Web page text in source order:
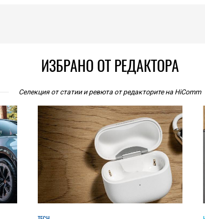
ИЗБРАНО ОТ РЕДАКТОРА
Селекция от статии и ревюта от редакторите на HiComm